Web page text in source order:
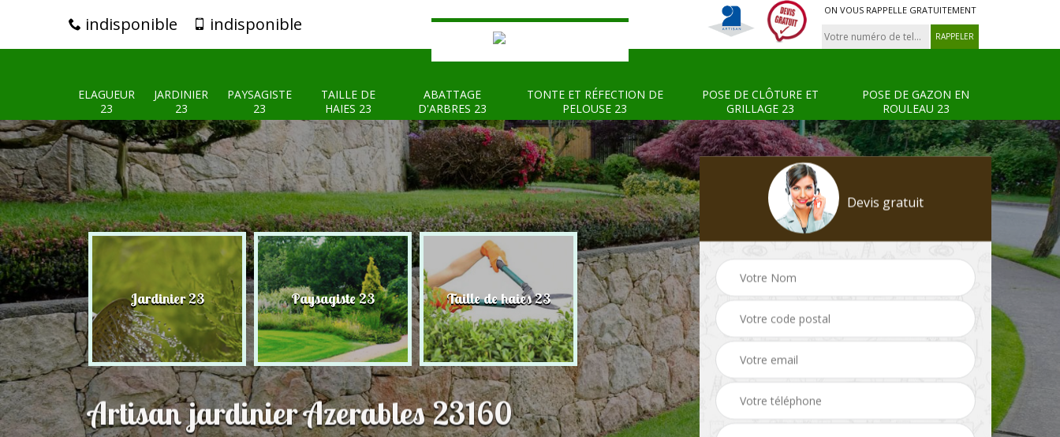
indisponible indisponible
ON VOUS RAPPELLE GRATUITEMENT
ELAGUEUR
23
JARDINIER
23
PAYSAGISTE
23
TAILLE DE
HAIES 23
ABATTAGE
D'ARBRES 23
TONTE ET RÉFECTION DE
PELOUSE 23
POSE DE CLÔTURE ET
GRILLAGE 23
POSE DE GAZON EN
ROULEAU 23
23 Jardinier 23 Paysagiste 23 Taille de haies 23 Abattage d'arbres 23 pelouse 23
Pose de clôture et
grillage 23
Artisan jardinier Azerables 23160
Devis gratuit